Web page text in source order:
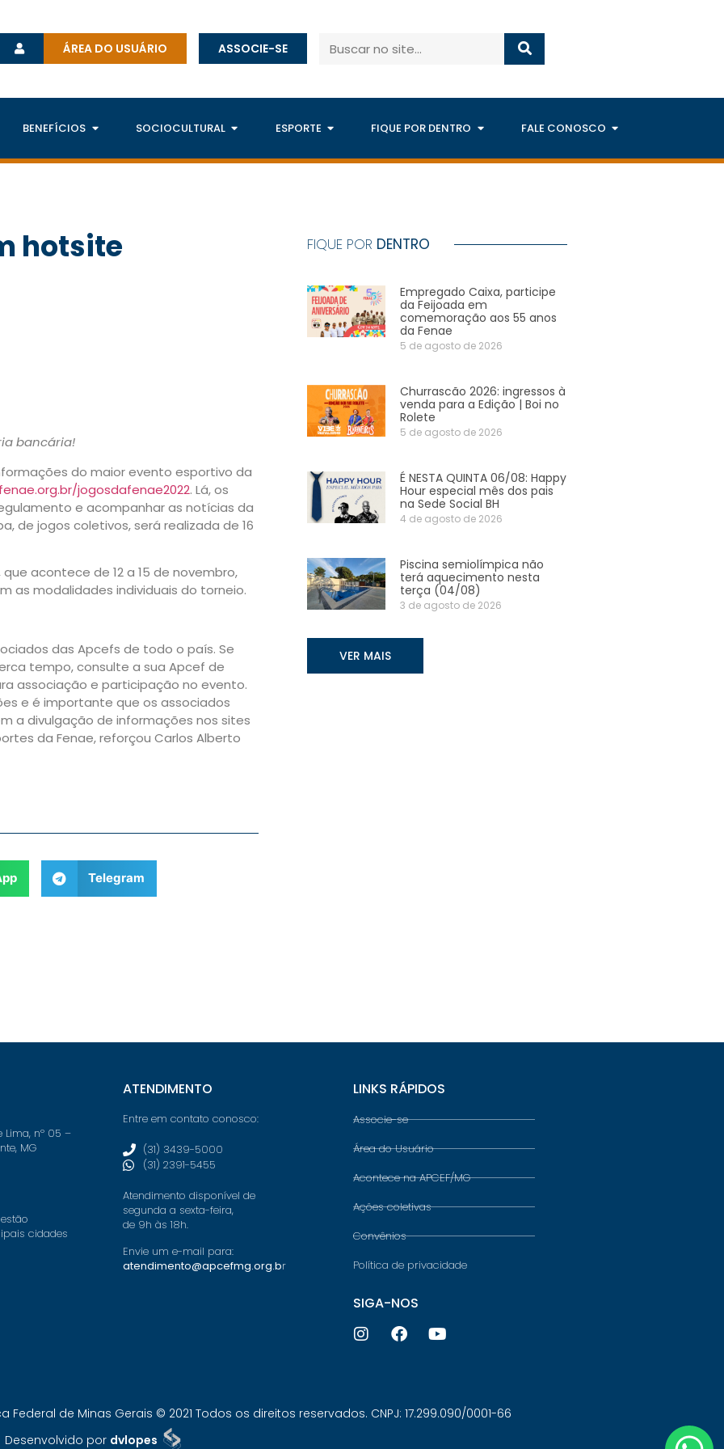
ÁREA DO USUÁRIO ASSOCIE-SE
BENEFÍCIOS SOCIOCULTURAL ESPORTE FIQUE POR DENTRO FALE CONOSCO
hotsite
bancária!
do maior evento esportivo da
jogosdafenae2022. Lá, os
e acompanhar as notícias da
de jogos coletivos, será realizada de 16
acontece de 12 a 15 de novembro,
as modalidades individuais do torneio.
das Apcefs de todo o país. Se
tempo, consulte a sua Apcef de
associação e participação no evento.
e é importante que os associados
a divulgação de informações nos sites
da Fenae, reforçou Carlos Alberto
Telegram
FIQUE POR DENTRO
Empregado Caixa, participe
da Feijoada em
comemoração aos 55 anos
da Fenae
5 de agosto de 2026
Churrascão 2026: ingressos à
venda para a Edição | Boi no
Rolete
5 de agosto de 2026
É NESTA QUINTA 06/08: Happy
Hour especial mês dos pais
na Sede Social BH
4 de agosto de 2026
Piscina semiolímpica não
terá aquecimento nesta
terça (04/08)
3 de agosto de 2026
VER MAIS
Lima, nº 05 –
MG
cidades
ATENDIMENTO
Entre em contato conosco:
(31) 3439-5000
(31) 2391-5455
Atendimento disponível de
segunda a sexta-feira,
de 9h às 18h.
Envie um e-mail para:
atendimento@apcefmg.org.br
LINKS RÁPIDOS
Associe-se
Área do Usuário
Acontece na APCEF/MG
Ações coletivas
Convênios
Política de privacidade
SIGA-NOS
de Minas Gerais © 2021 Todos os direitos reservados. CNPJ: 17.299.090/0001-66
Desenvolvido por dvlopes